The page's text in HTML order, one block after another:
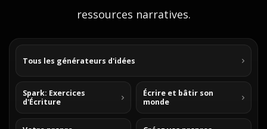
ressources narratives.
Tous les générateurs d'idées
Spark: Exercices
d'Écriture
Écrire et bâtir son
monde